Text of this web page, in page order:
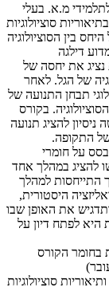
מ.א. בעלי
סוציולוגיות
בין הסוציולוגיה
דילגה
נציג את יחסה של
של הגל. לאחר
תבחן התנועה של
בקורס
להציג תנועה
התקופה.
על חומרי
להציג במהלך אחד
התייחסות למהלך
היסטורית,
את האופן שבו
לפתח דיון על
בחומר הקורס
סוציולוגיות